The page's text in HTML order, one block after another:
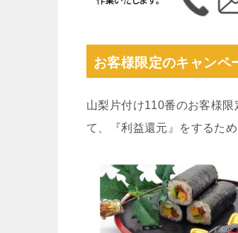
お客様限定のキャンペ
山梨片付け110番のお客様
て、『利益還元』をするた